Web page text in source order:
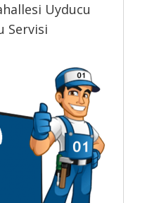
Uyducu
Servisi